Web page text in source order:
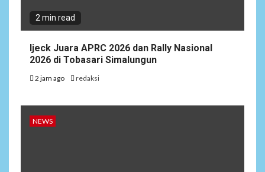
Era Digital, Bawaslu Perkuat
Pengawasan Siber
5
NEWS
Polda Sumbar diduga Aniaya
2 min read
Ijeck Juara APRC 2026 dan Rally Nasional
2026 di Tobasari Simalungun
2 jam ago redaksi
NEWS